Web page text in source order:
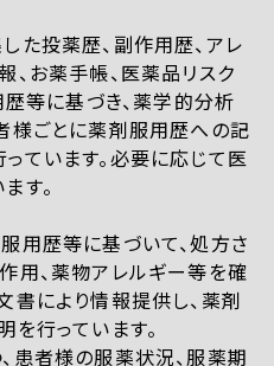
た投薬歴、副作用歴、アレ
お薬手帳、医薬品リスク
歴等に基づき、薬学的分析
様ごとに薬剤服用歴への記
ています。必要に応じて医
す。
用歴等に基づいて、処方さ
用、薬物アレルギー等を確
書により情報提供し、薬剤
行っています。
患者様の服薬状況、服薬期